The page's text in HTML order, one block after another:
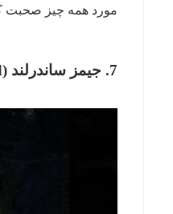
مورد همه چیز صحبت
7. جیمز ساندرلند (James Sunderland) / بازی Silent Hill 2